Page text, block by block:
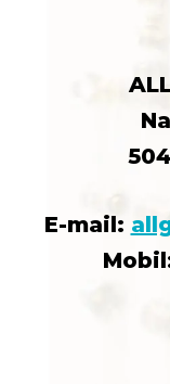
E-mail: